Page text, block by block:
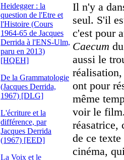
Heidegger : la
question de l'Etre et
l'Histoire (Cours
1964-65 de Jacques
Derrida à l'ENS-Ulm,
paru en 2013)
[HQEH]
De la Grammatologie
(Jacques Derrida,
1967) [DLG]
L'écriture et la
différence, par
Jacques Derrida
(1967) [EED]
La Voix et le
Il n'y a
seul. S'il
c'est pour
Caecum
aussi le
ont pour
même
voir le
réasatrice,
de ce
cinéma,